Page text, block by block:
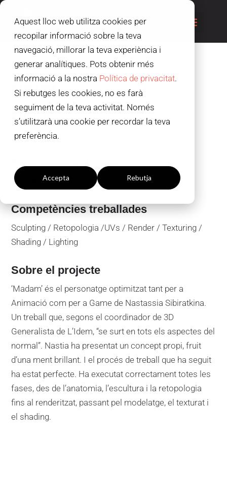
Aquest lloc web utilitza cookies per
recopilar informació sobre la teva
navegació, millorar la teva experiència i
generar analítiques. Pots obtenir més
informació a la nostra Política de privacitat.
Si rebutges les cookies, no es farà
seguiment de la teva activitat. Només
s’utilitzarà una cookie per recordar la teva
preferència.
Accepta Rebutja
Madam
Autorar
Nastassia Sibiratkina
Autodesk Maya, ZBrush, Substance Painter
Competències treballades
Sculpting / Retopologia /UVs / Render / Texturing /
Shading / Lighting
Sobre el projecte
‘Madam’ és el personatge optimitzat tant per a
Animació com per a Game de Nastassia Sibiratkina.
Un treball que, segons el coordinador de 3D
Generalista de L’Idem, “se surt en tots els aspectes del
normal”. Nastia ha presentat un concept propi, fruit
d’una ment brillant. I el procés de treball que ha seguit
ha estat perfecte. Ha executat correctament totes les
fases, des de l’anatomia, l’escultura i la retopologia
fins al renderitzat, passant pel modelatge, el texturat i
el shading.